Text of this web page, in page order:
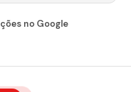
no Google